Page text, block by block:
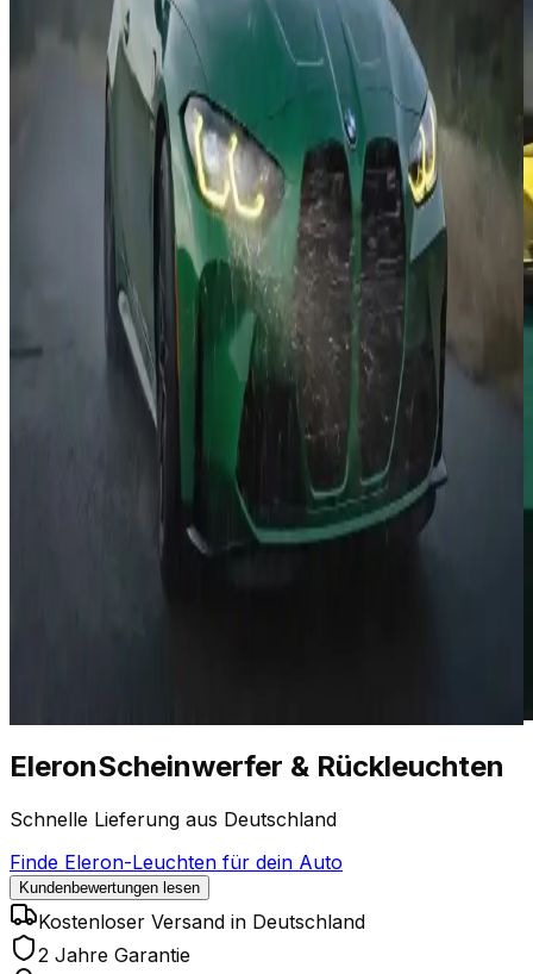
EleronScheinwerfer & Rückleuchten
Schnelle Lieferung aus Deutschland
Finde Eleron-Leuchten für dein Auto
Kundenbewertungen lesen
Kostenloser Versand in Deutschland
2 Jahre Garantie